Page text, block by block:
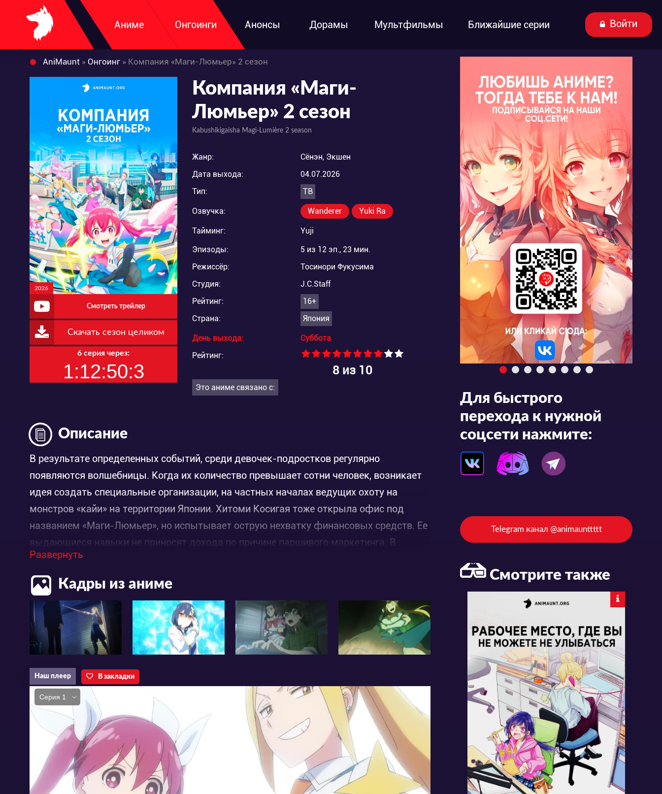
Аниме Онгоинги Анонсы Дорамы Мультфильмы Ближайшие серии Войти
AniMaunt » Онгоинг » Компания «Маги-Люмьер» 2 сезон
2026
Смотреть трейлер
Скачать сезон целиком
6 серия через:
1:12:50:2
Компания «Маги-
Люмьер» 2 сезон
Kabushikigaisha Magi-Lumière 2 season
Жанр:
Сёнэн, Экшен
Дата выхода:
04.07.2026
Тип:
ТВ
Озвучка: Wanderer Yuki Ra
Тайминг:
Yuji
Эпизоды:
5 из 12 эп., 23 мин.
Режиссёр:
Тосинори Фукусима
Студия:
J.C.Staff
Рейтинг:
16+
Страна:
Япония
День выхода:
Суббота
Рейтинг:
8из 10
Это аниме связано с:
Описание
В результате определенных событий, среди девочек-подростков регулярно
появляются волшебницы. Когда их количество превышает сотни человек, возникает
идея создать специальные организации, на частных началах ведущих охоту на
монстров «кайи» на территории Японии. Хитоми Косигая тоже открыла офис под
названием «Маги-Люмьер», но испытывает острую нехватку финансовых средств. Ее
выдающиеся навыки не приносят дохода по причине паршивого маркетинга. В
определенный момент главная героиня сталкивается с обычной смертной по имени
Кана Сакураги. Новая знакомая лишена сверхъестественных способностей, зато
умная и прекрасно усваивает информацию.
Развернуть
Кадры из аниме
Наш плеер В закладки
Для быстрого
перехода к нужной
соцсети нажмите:
Telegram канал @animaunttttt
Смотрите также